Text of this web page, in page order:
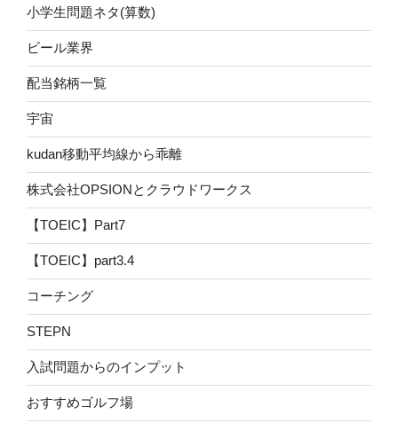
小学生問題ネタ(算数)
ビール業界
配当銘柄一覧
宇宙
kudan移動平均線から乖離
株式会社OPSIONとクラウドワークス
【TOEIC】Part7
【TOEIC】part3.4
コーチング
STEPN
入試問題からのインプット
おすすめゴルフ場